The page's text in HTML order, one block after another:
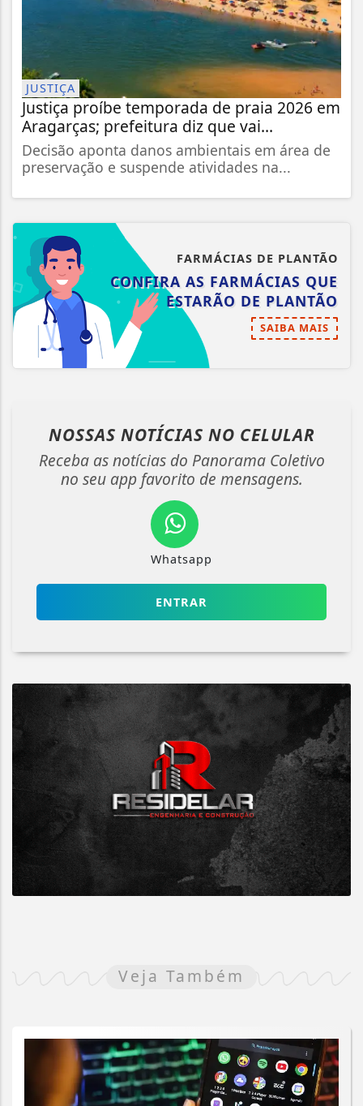
JUSTIÇA
Justiça proíbe temporada de praia 2026 em
Aragarças; prefeitura diz que vai...
Decisão aponta danos ambientais em área de
preservação e suspende atividades na...
FARMÁCIAS DE PLANTÃO
CONFIRA AS FARMÁCIAS QUE
ESTARÃO DE PLANTÃO
SAIBA MAIS
NOSSAS NOTÍCIAS NO CELULAR
Receba as notícias do Panorama Coletivo
no seu app favorito de mensagens.
Whatsapp
ENTRAR
Veja Também